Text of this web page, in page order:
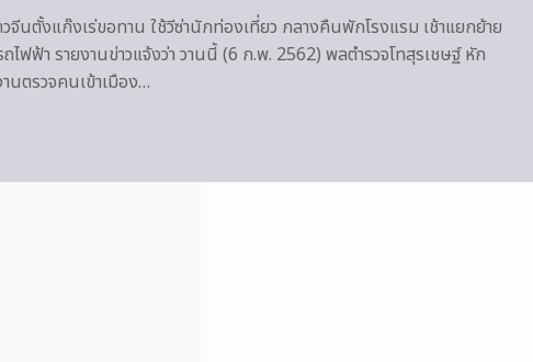
จีนตั้งแก๊งเร่ขอทาน ใช้วีซ่านักท่องเที่ยว กลางคืนพักโรงแรม เช้าแยกย้าย
ไฟฟ้า รายงานข่าวแจ้งว่า วานนี้ (6 ก.พ. 2562) พลตำรวจโทสุรเชษฐ์ หัก
ตรวจคนเข้าเมือง…